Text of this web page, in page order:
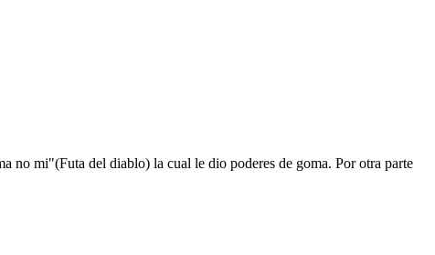
no mi"(Futa del diablo) la cual le dio poderes de goma. Por otra parte